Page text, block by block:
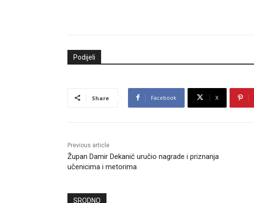
Podijeli
Share Facebook X
Previous article
Župan Damir Dekanić uručio nagrade i priznanja
učenicima i metorima
SRODNO